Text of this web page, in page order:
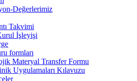
Değerlerimiz
Takvimi
İşleyişi
formları
Materyal Transfer Formu
Uygulamaları Kılavuzu